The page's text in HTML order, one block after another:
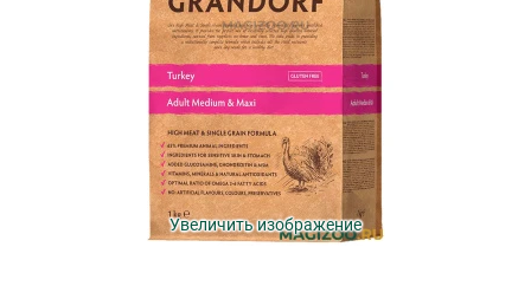
Увеличить изображение